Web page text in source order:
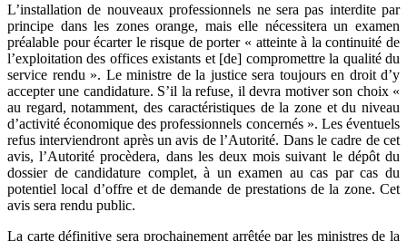
L’installation de nouveaux professionnels ne sera pas interdite par
principe dans les zones orange, mais elle nécessitera un examen
préalable pour écarter le risque de porter « atteinte à la continuité de
l’exploitation des offices existants et [de] compromettre la qualité du
service rendu ». Le ministre de la justice sera toujours en droit d’y
accepter une candidature. S’il la refuse, il devra motiver son choix «
au regard, notamment, des caractéristiques de la zone et du niveau
d’activité économique des professionnels concernés ». Les éventuels
refus interviendront après un avis de l’Autorité. Dans le cadre de cet
avis, l’Autorité procèdera, dans les deux mois suivant le dépôt du
dossier de candidature complet, à un examen au cas par cas du
potentiel local d’offre et de demande de prestations de la zone. Cet
avis sera rendu public.
La carte définitive sera prochainement arrêtée par les ministres de la